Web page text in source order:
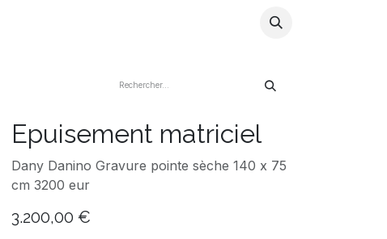
Epuisement matriciel
Dany Danino Gravure pointe sèche 140 x 75
cm 3200 eur
3.200,00 €